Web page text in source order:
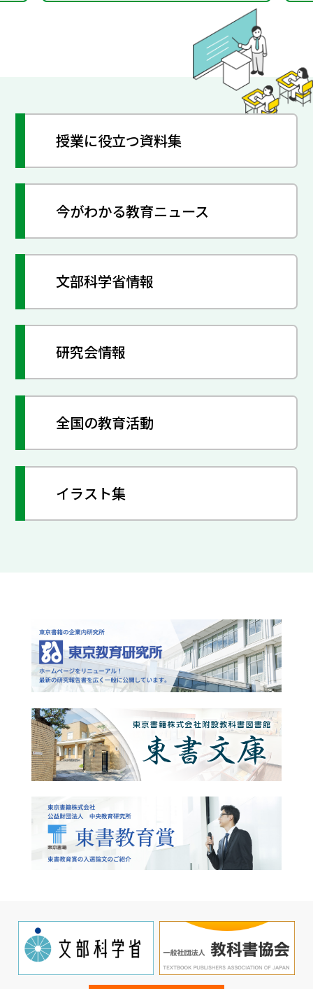
授業に役立つ資料集
今がわかる教育ニュース
文部科学省情報
研究会情報
全国の教育活動
イラスト集